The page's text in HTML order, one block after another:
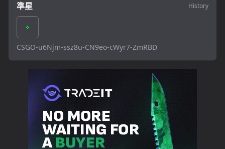
準星 History
CSGO-u6Njm-ssz8u-CN9eo-cWyr7-ZmRBD